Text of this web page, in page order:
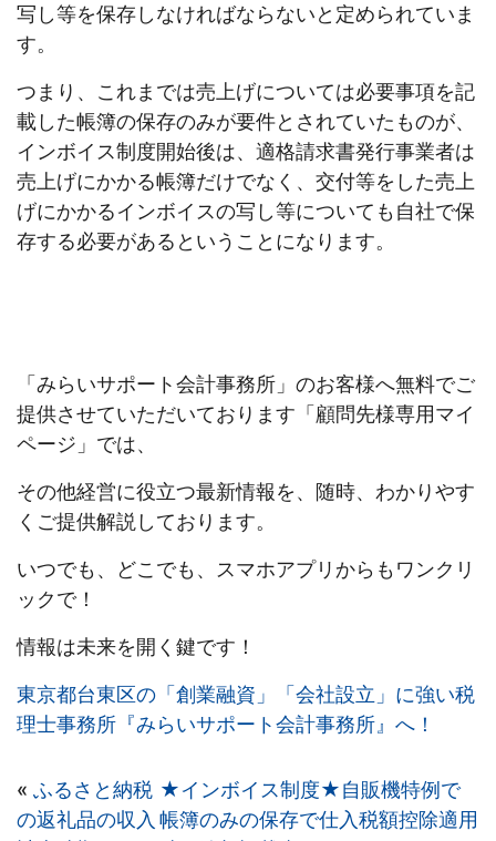
写し等を保存しなければならないと定められていま
す。
つまり、これまでは売上げについては必要事項を記
載した帳簿の保存のみが要件とされていたものが、
インボイス制度開始後は、適格請求書発行事業者は
売上げにかかる帳簿だけでなく、交付等をした売上
げにかかるインボイスの写し等についても自社で保
存する必要があるということになります。
「みらいサポート会計事務所」のお客様へ無料でご
提供させていただいております「顧問先様専用マイ
ページ」では、
その他経営に役立つ最新情報を、随時、わかりやす
くご提供解説しております。
いつでも、どこでも、スマホアプリからもワンクリ
ックで！
情報は未来を開く鍵です！
東京都台東区の「創業融資」「会社設立」に強い税
理士事務所『みらいサポート会計事務所』へ！
« ふるさと納税
の返礼品の収入
★インボイス制度★自販機特例で
帳簿のみの保存で仕入税額控除適用